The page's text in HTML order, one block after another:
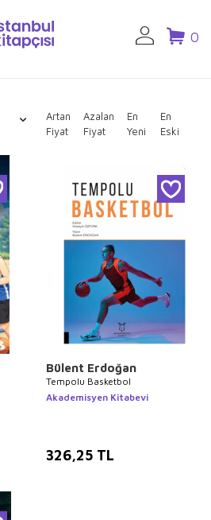
0
Artan
Fiyat
Azalan
Fiyat
En
Yeni
En
Eski
Bülent Erdoğan
Tempolu Basketbol
Akademisyen Kitabevi
326,25 TL